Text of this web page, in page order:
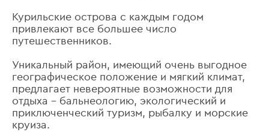
Курильские острова с каждым годом
привлекают все большее число
путешественников.
Уникальный район, имеющий очень выгодное
географическое положение и мягкий климат,
предлагает невероятные возможности для
отдыха – бальнеологию, экологический и
приключенческий туризм, рыбалку и морские
круиза.